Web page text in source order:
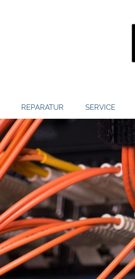
REPARATUR SERVICE